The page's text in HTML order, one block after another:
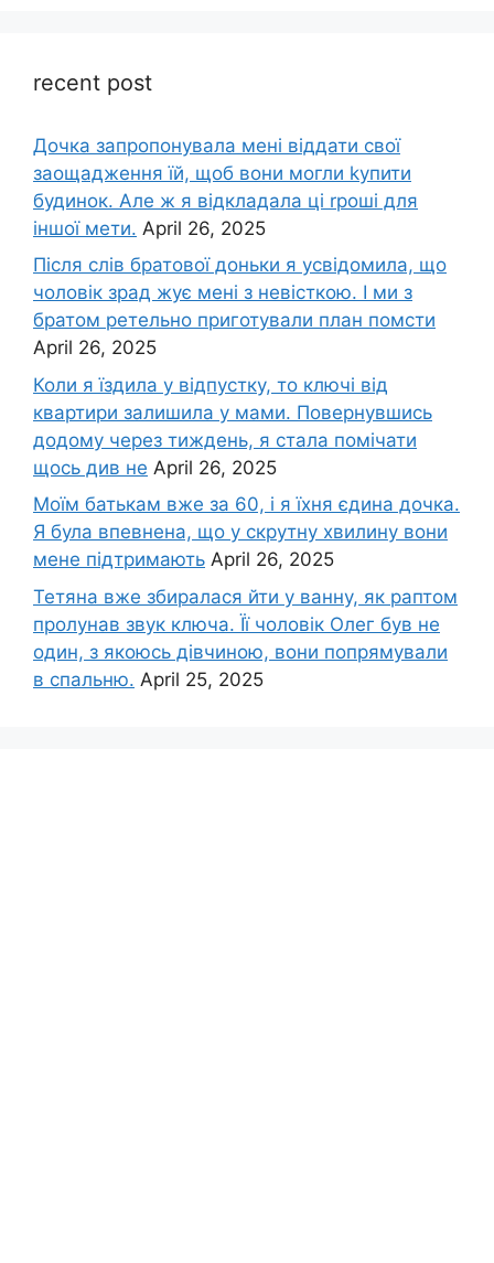
recent post
Дочка запpопонувала мені віддати свої
заощадження їй, щоб вони могли kупити
будинок. Але ж я відкладала ці rроші для
іншої мети. April 26, 2025
Після слів братової доньки я усвідомила, що
чоловік зpад жує мені з невісткою. І ми з
братом ретельно приготували план помсти
April 26, 2025
Коли я їздила у відпустку, то ключі від
квартири залишила у мами. Повернувшись
додому через тиждень, я стала помічати
щось див не April 26, 2025
Моїм батькам вже за 60, і я їхня єдина дочка.
Я була впевнена, що у скрутну хвилину вони
мене підтримають April 26, 2025
Тетяна вже збиралася йти у ванну, як раптом
пролунав звук ключа. Її чоловік Олег був не
один, з якоюсь дівчиною, вони попрямували
в спальню. April 25, 2025